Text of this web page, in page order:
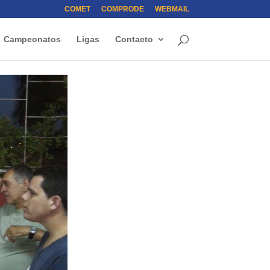
COMET COMPRODE WEBMAIL
Campeonatos Ligas Contacto